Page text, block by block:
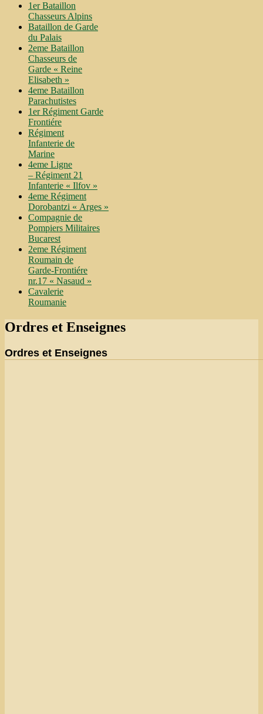
1er Bataillon
Chasseurs Alpins
Bataillon de Garde
du Palais
2eme Bataillon
Chasseurs de
Garde « Reine
Elisabeth »
4eme Bataillon
Parachutistes
1er Régiment Garde
Frontiére
Régiment
Infanterie de
Marine
4eme Ligne
– Régiment 21
Infanterie « Ilfov »
4eme Régiment
Dorobantzi « Arges »
Compagnie de
Pompiers Militaires
Bucarest
2eme Régiment
Roumain de
Garde-Frontiére
nr.17 « Nasaud »
Cavalerie
Roumanie
Ordres et Enseignes
Ordres et Enseignes